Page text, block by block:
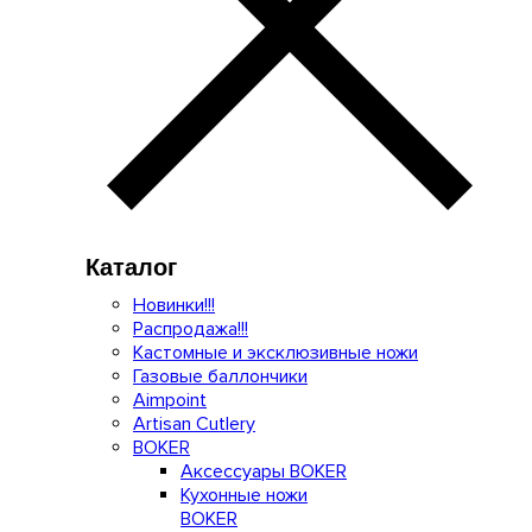
Каталог
Новинки!!!
Распродажа!!!
Кастомные и эксклюзивные ножи
Газовые баллончики
Aimpoint
Artisan Cutlery
BOKER
Аксессуары BOKER
Кухонные ножи
BOKER